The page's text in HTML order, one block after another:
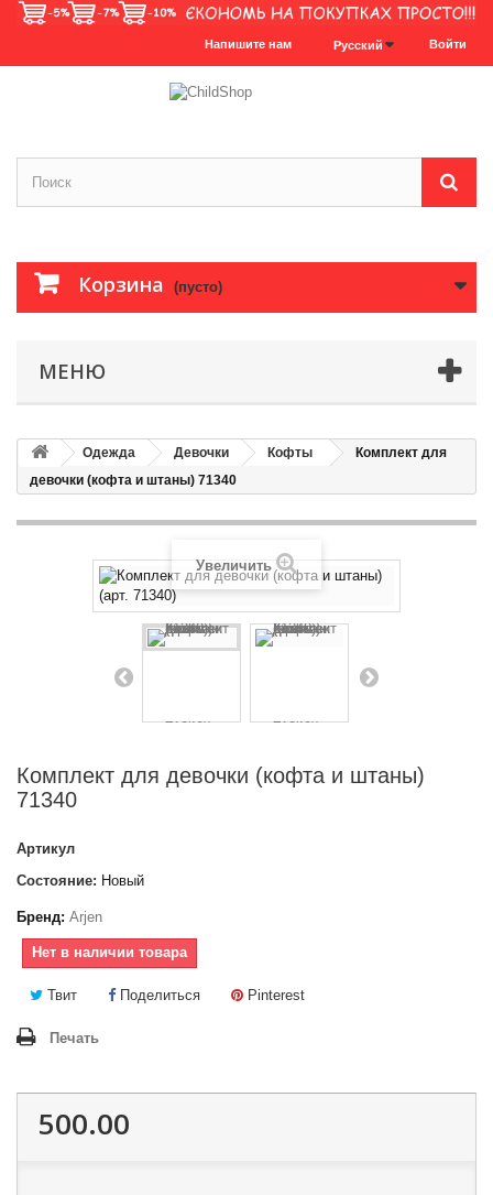
Войти
Русский
Напишите нам
Корзина (пусто)
МЕНЮ
Одежда Девочки Кофты
Комплект для
девочки (кофта и штаны) 71340
Увеличить
Комплект для девочки (кофта и штаны)
71340
Артикул
Состояние: Новый
Бренд: Arjen
Нет в наличии товара
Твит Поделиться Pinterest
Печать
500.00